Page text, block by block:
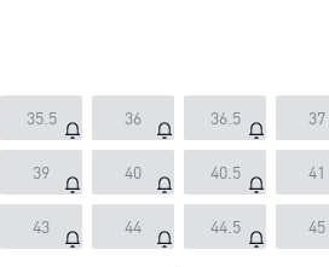
35.5 36 36.5 37
39 40 40.5 41
43 44 44.5 45